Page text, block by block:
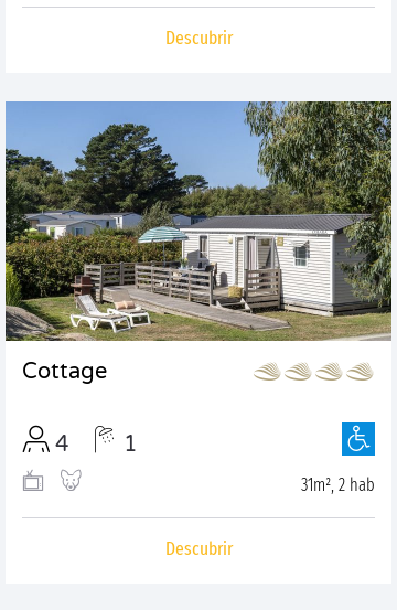
Descubrir
Cottage
4 1
31m², 2 hab
Descubrir